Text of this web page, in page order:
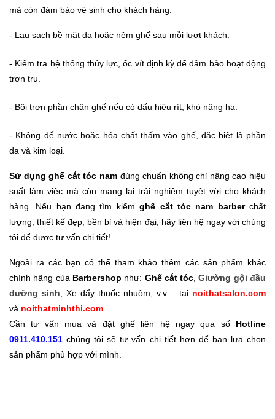
mà còn đảm bảo vệ sinh cho khách hàng.
- Lau sạch bề mặt da hoặc nệm ghế sau mỗi lượt khách.
- Kiểm tra hệ thống thủy lực, ốc vít định kỳ để đảm bảo hoạt động
trơn tru.
- Bôi trơn phần chân ghế nếu có dấu hiệu rít, khó nâng hạ.
- Không để nước hoặc hóa chất thấm vào ghế, đặc biệt là phần
da và kim loại.
Sử dụng ghế cắt tóc nam đúng chuẩn không chỉ nâng cao hiệu
suất làm việc mà còn mang lại trải nghiệm tuyệt vời cho khách
hàng. Nếu bạn đang tìm kiếmghế cắt tóc nam barberchất
lượng, thiết kế đẹp, bền bỉ và hiện đại, hãy liên hệ ngay với chúng
tôi để được tư vấn chi tiết!
Ngoài ra các bạn có thể tham khảo thêm các sản phẩm khác
chính hãng của Barbershop như: Ghế cắt tóc ,Giường gội đầu
dưỡng sinh , Xe đẩy thuốc nhuộm, v.v… tại noithatsalon.com
và noithatminhthi.com
Cần tư vấn mua và đặt ghế liên hệ ngay qua số Hotline
0911.410.151 chúng tôi sẽ tư vấn chi tiết hơn để bạn lựa chọn
sản phẩm phù hợp với mình.